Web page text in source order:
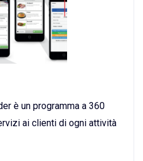
è un programma a 360
ai clienti di ogni attività